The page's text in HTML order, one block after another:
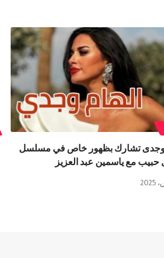
وجدى تشارك بظهور خاص في مسلسل
حبيب مع ياسمين عبد العزيز